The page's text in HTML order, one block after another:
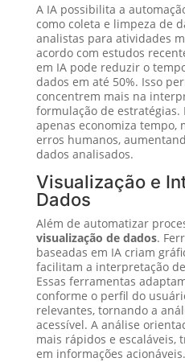
A IA possibilita a
como coleta e limpeza de
analistas para atividades
acordo com estudos
em IA pode reduzir o
dados em até 50%. Isso
concentrem mais na
formulação de estratégias.
apenas economiza tempo,
erros humanos,
dados analisados.
Visualização e
Dados
Além de automatizar
visualização de dados.
baseadas em IA criam
facilitam a interpretação
Essas ferramentas
conforme o perfil do
relevantes, tornando a
acessível. A análise
mais rápidos e escaláveis,
em informações acionáveis.